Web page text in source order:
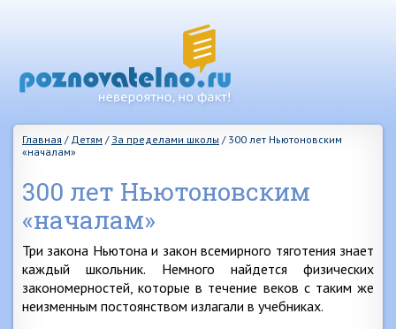
Главная / Детям / За пределами школы / 300 лет Ньютоновским
«началам»
300 лет Ньютоновским
«началам»
Три закона Ньютона и закон всемирного тяготения знает
каждый школьник. Немного найдется физических
закономерностей, которые в течение веков с таким же
неизменным постоянством излагали в учебниках.